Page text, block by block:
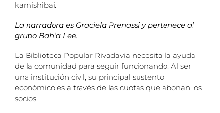
kamishibai.
La narradora es Graciela Prenassi y pertenece al
grupo Bahia Lee.
La Biblioteca Popular Rivadavia necesita la ayuda
de la comunidad para seguir funcionando. Al ser
una institución civil, su principal sustento
económico es a través de las cuotas que abonan los
socios.